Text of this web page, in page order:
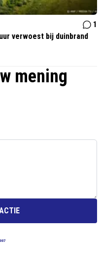
1
verwoest bij duinbrand
mening